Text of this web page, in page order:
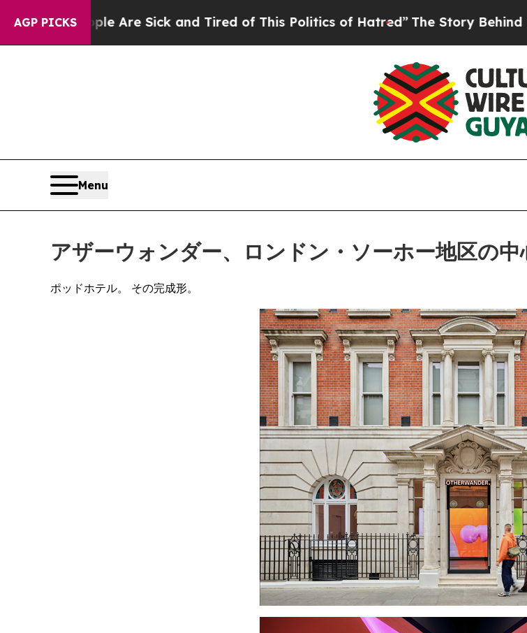
AGP PICKS
Are Sick and Tired of This Politics of Hatred”The Story Behind Trump’s
Menu
アザーウォンダー、ロンドン・ソーホー地区の
ポッドホテル。 その完成形。